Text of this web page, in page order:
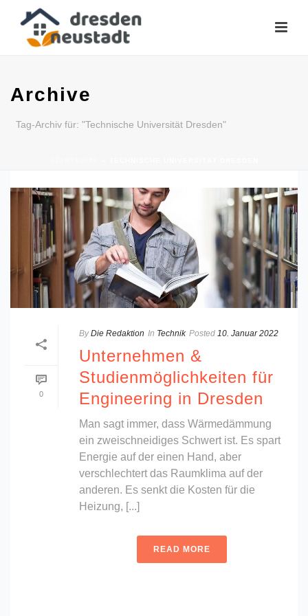
Archive
Tag-Archiv für: "Technische Universität Dresden"
0
By Die Redaktion In Technik Posted 10. Januar 2022
Unternehmen &
Studienmöglichkeiten für
Engineering in Dresden
Man sagt immer, dass Wärmedämmung
ein zweischneidiges Schwert ist. Es spart
Energie auf der einen Hand, aber
verschlechtert das Raumklima auf der
anderen. Es senkt die Kosten für die
Heizung, [...]
READ MORE